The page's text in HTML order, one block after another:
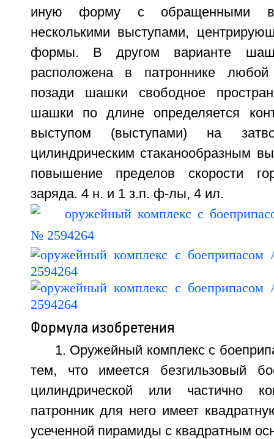
иную форму с обращенными
несколькими выступами,
формы. В другом варианте
расположена в патроннике
позади шашки свободное
шашки по длине определяется
выступом (выступами) на
цилиндрическим стаканообразным
повышение пределов скорости
заряда. 4 н. и 1 з.п. ф-лы, 4 ил.
Формула изобретения
1. Оружейный комплекс с
тем, что имеется безгильзовый
цилиндрической или частично
патронник для него имеет
усеченной пирамиды с квадратным